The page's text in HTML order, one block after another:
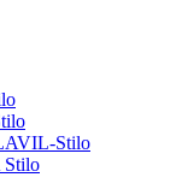
Stilo